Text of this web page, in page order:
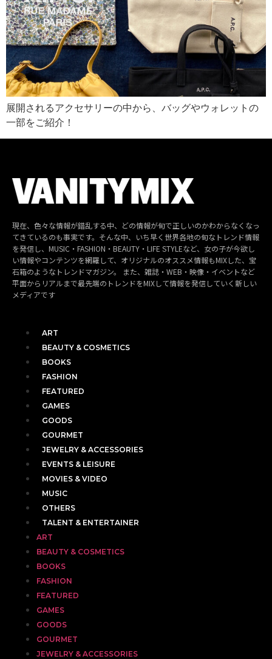
展開されるアクセサリーの中から、バッグやウォレットの
一部をご紹介！
現在、色々な情報が錯乱する中、どの情報が旬で正しいのかわからなくなっ
てきているのも事実です。そんな中、いち早く世界各地の旬なトレンド情報
を発信し、MUSIC・FASHION・BEAUTY・LIFE STYLEなど、女の子が今欲し
い情報やコンテンツを網羅して、オリジナルのオススメ情報もMIXした、宝
石箱のようなトレンドマガジン。 また、雑誌・WEB・映像・イベントなど
平面からリアルまで最先端のトレンドをMIXして情報を発信していく新しい
メディアです
ART
BEAUTY & COSMETICS
BOOKS
FASHION
FEATURED
GAMES
GOODS
GOURMET
JEWELRY & ACCESSORIES
EVENTS & LEISURE
MOVIES & VIDEO
MUSIC
OTHERS
TALENT & ENTERTAINER
ART
BEAUTY & COSMETICS
BOOKS
FASHION
FEATURED
GAMES
GOODS
GOURMET
JEWELRY & ACCESSORIES